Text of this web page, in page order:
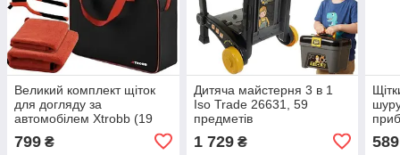
Великий комплект щіток
для догляду за
автомобілем Xtrobb (19
799 ₴
Дитяча майстерня 3 в 1
Iso Trade 26631, 59
предметів
1 729₴ 589